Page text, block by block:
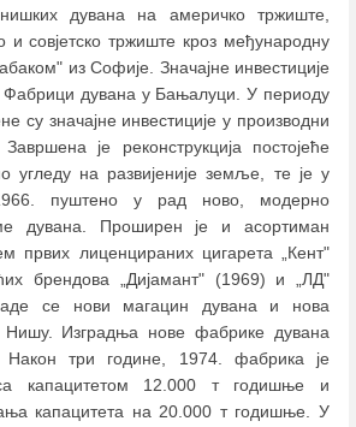
дувана на америчко тржиште,
и совјетско тржиште кроз међународну
из Софије. Значајне инвестиције
Фабрици дувана у Бањалуци. У периоду
су значајне инвестиције у производни
је реконструкција постојеће
на развијеније земље, те је у
пуштено у рад ново, модерно
дувана. Проширен је и асортиман
првих лиценцираних цигарета „Кент"
брендова „Дијамант" (1969) и „ЛД"
се нови магацин дувана и нова
Изградња нове фабрике дувана
Након три године, 1974. фабрика је
капацитетом 12.000 т годишње и
капацитета на 20.000 т годишње. У